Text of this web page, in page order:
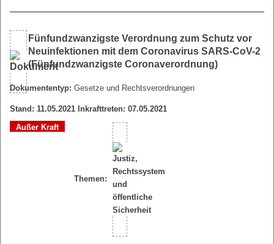
Fünfundzwanzigste Verordnung zum Schutz vor
Neuinfektionen mit dem Coronavirus SARS-CoV-2
(Fünfundzwanzigste Coronaverordnung)
Dokumententyp: Gesetze und Rechtsverordnungen
Stand: 11.05.2021 Inkrafttreten: 07.05.2021
Außer Kraft
Themen: